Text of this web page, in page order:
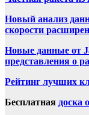
Новый анализ
скорости
Новые данные от
представления о
Рейтинг лучших
Бесплатная доска